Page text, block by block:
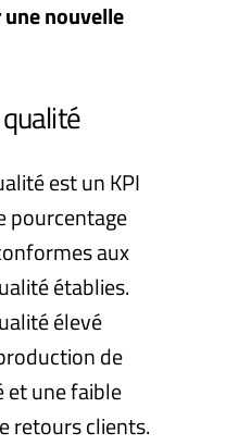
nouvelle
est un KPI
pourcentage
aux
établies.
élevé
de
et une faible
retours clients.